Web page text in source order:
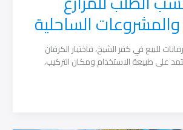
الساحلية
للبيع في كفر الشيخ، فاختيار الكرفان
على طبيعة الاستخدام ومكان التركيب،